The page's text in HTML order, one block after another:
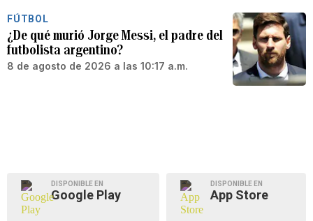
FÚTBOL
¿De qué murió Jorge Messi, el padre del
futbolista argentino?
8 de agosto de 2026 a las 10:17 a.m.
DISPONIBLE EN
Google Play
DISPONIBLE EN
App Store